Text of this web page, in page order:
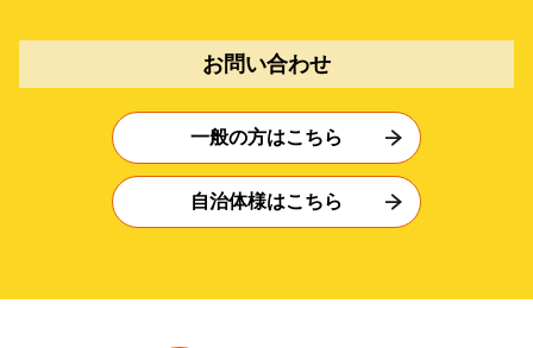
お問い合わせ
一般の方はこちら
自治体様はこちら